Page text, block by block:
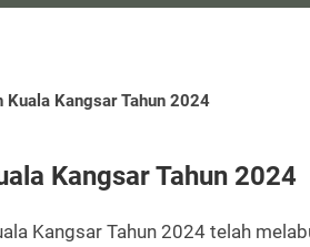
Kuala Kangsar Tahun 2024
Kangsar Tahun 2024
Kangsar Tahun 2024 telah